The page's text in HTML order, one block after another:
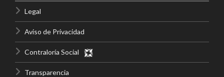
Legal
Aviso de Privacidad
Contraloría Social
Transparencia